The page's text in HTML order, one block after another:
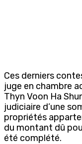
Ces derniers
juge en chambre
Thyn Voon Ha
judiciaire d’une
propriétés
du montant dû
été complété.